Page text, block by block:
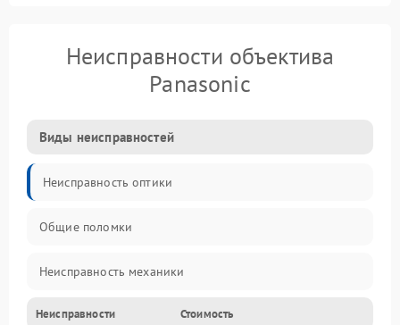
Неисправности объектива
Panasonic
Виды неисправностей
Неисправность оптики
Общие поломки
Неисправность механики
Неисправность электроники (если объектив с мотором/
Неисправности Стоимость